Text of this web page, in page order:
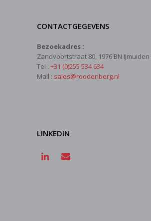
CONTACTGEGEVENS
Bezoekadres :
Zandvoortstraat 80, 1976 BN IJmuiden
Tel : +31 (0)255 534 634
Mail : sales@roodenberg.nl
LINKEDIN